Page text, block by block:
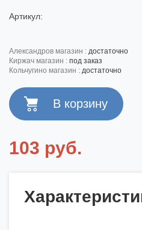
Артикул:
александров магазин : достаточно
киржач магазин : под заказ
кольчугино магазин : достаточно
103 руб.